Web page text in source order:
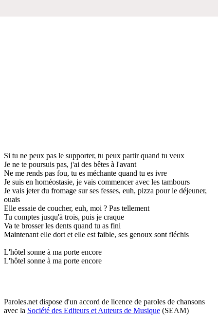
Si tu ne peux pas le supporter, tu peux partir quand tu veux
Je ne te poursuis pas, j'ai des bêtes à l'avant
Ne me rends pas fou, tu es méchante quand tu es ivre
Je suis en homéostasie, je vais commencer avec les tambours
Je vais jeter du fromage sur ses fesses, euh, pizza pour le déjeuner,
ouais
Elle essaie de coucher, euh, moi ? Pas tellement
Tu comptes jusqu'à trois, puis je craque
Va te brosser les dents quand tu as fini
Maintenant elle dort et elle est faible, ses genoux sont fléchis
L'hôtel sonne à ma porte encore
L'hôtel sonne à ma porte encore
Paroles.net dispose d'un accord de licence de paroles de chansons
avec la Société des Editeurs et Auteurs de Musique (SEAM)